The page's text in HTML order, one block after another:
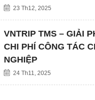
23 Th12, 2025
VNTRIP TMS – GIẢI
CHI PHÍ CÔNG TÁC
NGHIỆP
24 Th11, 2025